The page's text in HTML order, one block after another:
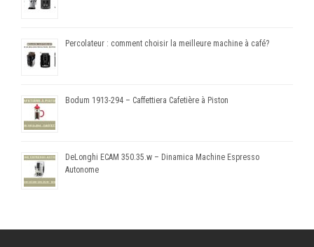
Percolateur : comment choisir la meilleure machine à café?
Bodum 1913-294 – Caffettiera Cafetière à Piston
DeLonghi ECAM 350.35.w – Dinamica Machine Espresso
Autonome